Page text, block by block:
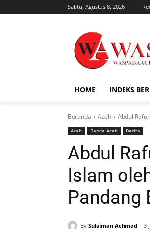
Sabtu, Agustus 8, 2026
HOME INDEKS
Beranda Aceh Abdul
Aceh Banda Aceh Berita
Abdul
Islam
Pandang
By Sulaiman Achmad 3